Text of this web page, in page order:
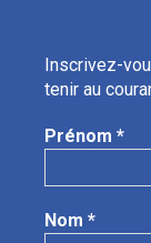
Inscrivez-
tenir au
Prénom *
Nom *